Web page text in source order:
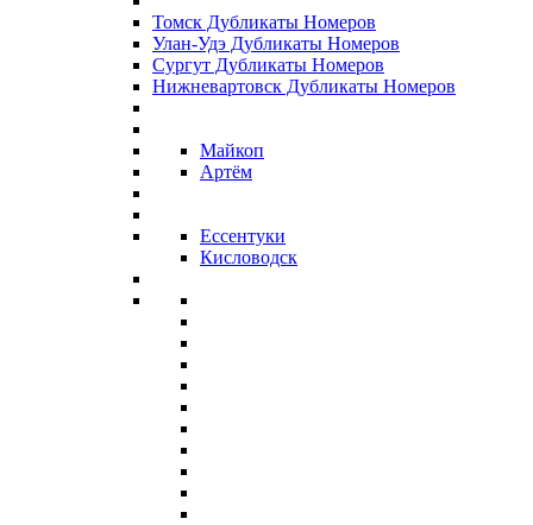
Томск Дубликаты Номеров
Улан-Удэ Дубликаты Номеров
Сургут Дубликаты Номеров
Нижневартовск Дубликаты Номеров
Майкоп
Артём
Ессентуки
Кисловодск